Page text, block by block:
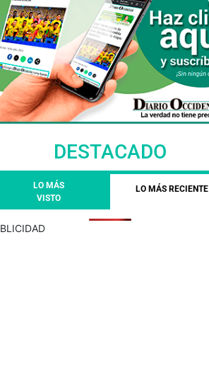
DESTACADO
LO MÁS
VISTO
LO MÁS RECIENTE